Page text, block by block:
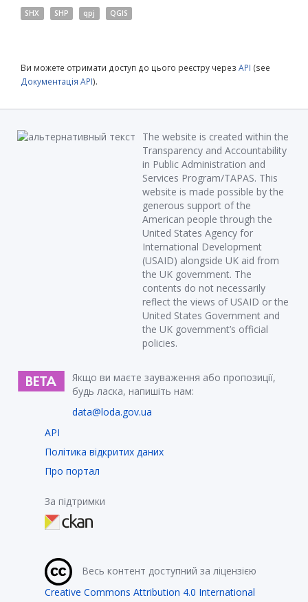
SHX SHP qpj QGIS
Ви можете отримати доступ до цього реєстру через API (see
Документація API).
The website is created within the
Transparency and Accountability
in Public Administration and
Services Program/TAPAS. This
website is made possible by the
generous support of the
American people through the
United States Agency for
International Development
(USAID) alongside UK aid from
the UK government. The
contents do not necessarily
reflect the views of USAID or the
United States Government and
the UK government’s official
policies.
Якщо ви маєте зауваження або пропозиції,
будь ласка, напишіть нам:
data@loda.gov.ua
API
Політика відкритих даних
Про портал
За підтримки
Весь контент доступний за ліцензією
Creative Commons Attribution 4.0 International